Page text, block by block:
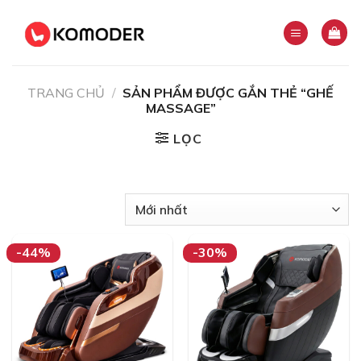
content
TRANG CHỦ / SẢN PHẨM ĐƯỢC GẮN THẺ “GHẾ
MASSAGE”
LỌC
-44% -30%